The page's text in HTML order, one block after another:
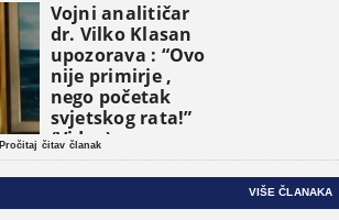
Vojni analitičar
dr. Vilko Klasan
upozorava : “Ovo
nije primirje ,
nego početak
svjetskog rata!”
(Video)
Pročitaj čitav članak
VIŠE ČLANAKA